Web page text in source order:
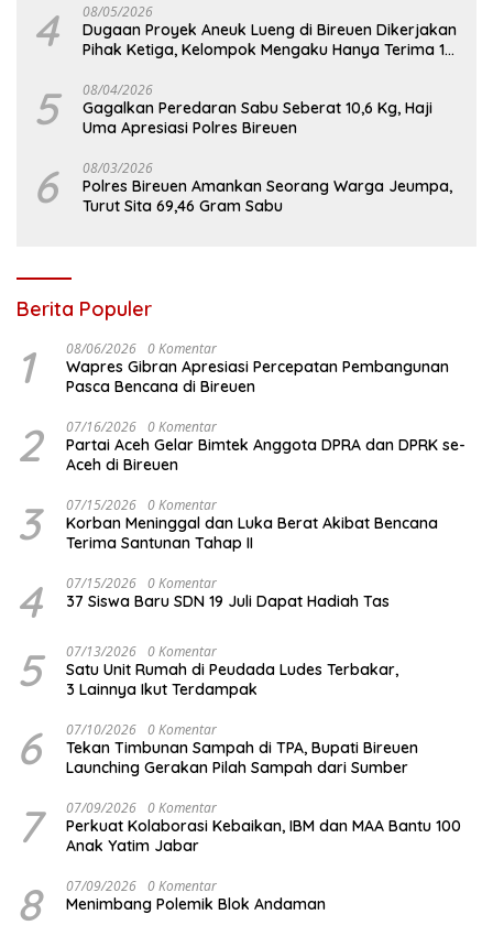
4 08/05/2026
Dugaan Proyek Aneuk Lueng di Bireuen Dikerjakan
Pihak Ketiga, Kelompok Mengaku Hanya Terima 10
5 08/04/2026
Gagalkan Peredaran Sabu Seberat 10,6 Kg, Haji
Uma Apresiasi Polres Bireuen
6 08/03/2026
Polres Bireuen Amankan Seorang Warga Jeumpa,
Turut Sita 69,46 Gram Sabu
Berita Populer
1 08/06/2026 0 Komentar
Wapres Gibran Apresiasi Percepatan Pembangunan
Pasca Bencana di Bireuen
2 07/16/2026 0 Komentar
Partai Aceh Gelar Bimtek Anggota DPRA dan DPRK se-
Aceh di Bireuen
3 07/15/2026 0 Komentar
Korban Meninggal dan Luka Berat Akibat Bencana
Terima Santunan Tahap II
4 07/15/2026 0 Komentar
37 Siswa Baru SDN 19 Juli Dapat Hadiah Tas
5 07/13/2026 0 Komentar
Satu Unit Rumah di Peudada Ludes Terbakar,
3 Lainnya Ikut Terdampak
6 07/10/2026 0 Komentar
Tekan Timbunan Sampah di TPA, Bupati Bireuen
Launching Gerakan Pilah Sampah dari Sumber
7 07/09/2026 0 Komentar
Perkuat Kolaborasi Kebaikan, IBM dan MAA Bantu 100
Anak Yatim Jabar
8 07/09/2026 0 Komentar
Menimbang Polemik Blok Andaman